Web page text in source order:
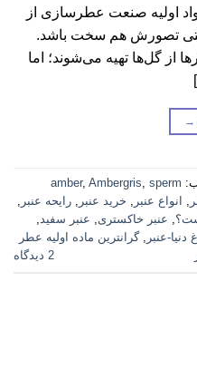
اولیه صنعت عطرسازی از
حتی تصورش هم سخت باشد.
از گل‌ها تهیه می‌شوند؛ اما
→
amber, Ambergris, sperm
, انواع عنبر , خرید عنبر , رایحه عنبر ,
, عنبر خاکستری, عنبر سفید,
عنبر ,گرانترین ماده اولیه عطر
2 دیدگاه